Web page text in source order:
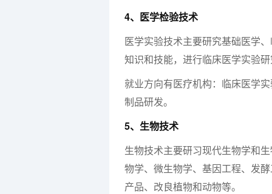
4、医学检验技术
医学实验技术主要研究基础医学
知识和技能，进行临床医学实验
就业方向有医疗机构：临床医学
制品研发。
5、生物技术
生物技术主要研习现代生物学和
物学、微生物学、基因工程、发
产品、改良植物和动物等。